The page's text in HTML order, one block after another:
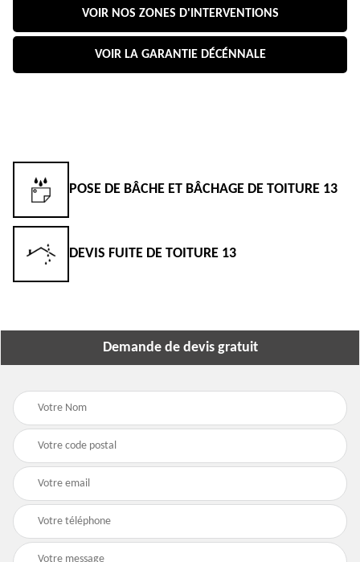
VOIR NOS ZONES D'INTERVENTIONS
VOIR LA GARANTIE DÉCÉNNALE
POSE DE BÂCHE ET BÂCHAGE DE TOITURE 13
DEVIS FUITE DE TOITURE 13
Demande de devis gratuit